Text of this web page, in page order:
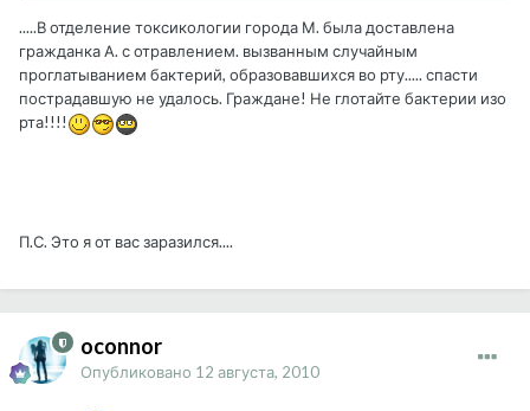
.....В отделение токсикологии города М. была доставлена
гражданка А. с отравлением. вызванным случайным
проглатыванием бактерий, образовавшихся во рту..... спасти
пострадавшую не удалось. Граждане! Не глотайте бактерии изо
рта!!!!
П.С. Это я от вас заразился....
oconnor
Опубликовано 12 августа, 2010